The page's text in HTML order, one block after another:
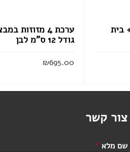
ערכת 4 מזוזות
גודל 12 ס”מ לבן
₪695.00
+ בית
צור קשר
שם מלא *